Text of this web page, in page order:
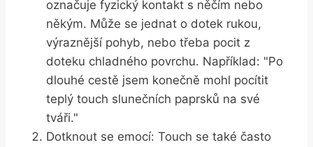
označuje fyzický kontakt s něčím nebo
někým. Může se jednat o dotek rukou,
výraznější pohyb, nebo třeba pocit z
doteku chladného povrchu. Například: "Po
dlouhé cestě jsem konečně mohl pocítit
teplý touch slunečních paprsků na své
tváři."
Dotknout se emocí: Touch se také často